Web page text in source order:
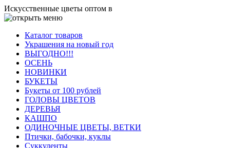
Искусственные цветы оптом в
Каталог товаров
Украшения на новый год
ВЫГОДНО!!!
ОСЕНЬ
НОВИНКИ
БУКЕТЫ
Букеты от 100 рублей
ГОЛОВЫ ЦВЕТОВ
ДЕРЕВЬЯ
КАШПО
ОДИНОЧНЫЕ ЦВЕТЫ, ВЕТКИ
Птички, бабочки, куклы
Суккуленты